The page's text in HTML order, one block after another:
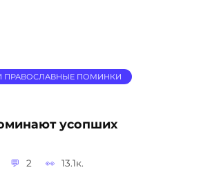
ПРАВОСЛАВНЫЕ ПОМИНКИ
усопших
2 13.1к.